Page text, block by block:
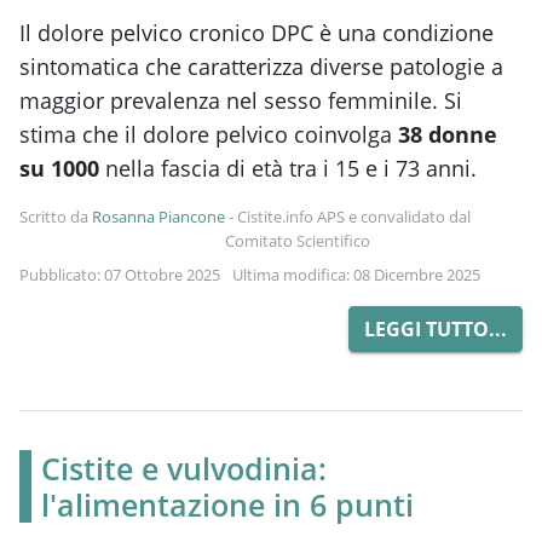
Il dolore pelvico cronico DPC è una condizione
sintomatica che caratterizza diverse patologie a
maggior prevalenza nel sesso femminile. Si
stima che il dolore pelvico coinvolga 38 donne
su 1000 nella fascia di età tra i 15 e i 73 anni.
Scritto da Rosanna Piancone- Cistite.info APS e convalidato dal
Comitato Scientifico
Pubblicato: 07 Ottobre 2025
Ultima modifica: 08 Dicembre 2025
LEGGI TUTTO...
Cistite e vulvodinia:
l'alimentazione in 6 punti